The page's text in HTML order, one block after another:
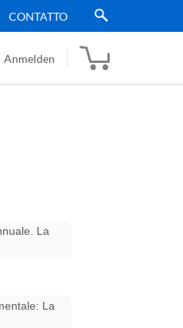
CONTATTO
Anmelden
La
La